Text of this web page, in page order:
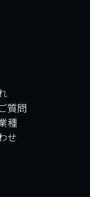
質問
種
せ